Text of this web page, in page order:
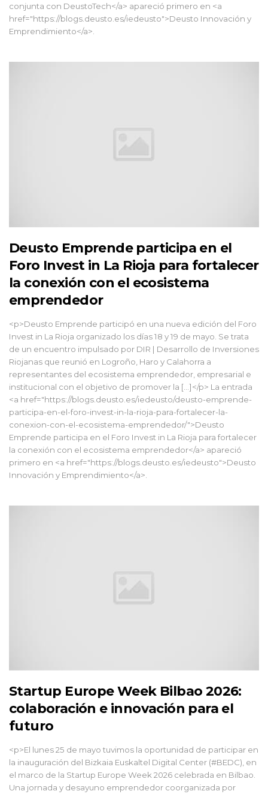
conjunta con DeustoTech</a> apareció primero en <a
href="https://blogs.deusto.es/iedeusto">Deusto Innovación y
Emprendimiento</a>.
Deusto Emprende participa en el
Foro Invest in La Rioja para fortalecer
la conexión con el ecosistema
emprendedor
<p>Deusto Emprende participó en una nueva edición del Foro
Invest in La Rioja organizado los días 18 y 19 de mayo. Se trata
de un encuentro impulsado por DIR | Desarrollo de Inversiones
Riojanas que reunió en Logroño, Haro y Calahorra a
representantes del ecosistema emprendedor, empresarial e
institucional con el objetivo de promover la […]</p> La entrada
<a href="https://blogs.deusto.es/iedeusto/deusto-emprende-
participa-en-el-foro-invest-in-la-rioja-para-fortalecer-la-
conexion-con-el-ecosistema-emprendedor/">Deusto
Emprende participa en el Foro Invest in La Rioja para fortalecer
la conexión con el ecosistema emprendedor</a> apareció
primero en <a href="https://blogs.deusto.es/iedeusto">Deusto
Innovación y Emprendimiento</a>.
Startup Europe Week Bilbao 2026:
colaboración e innovación para el
futuro
<p>El lunes 25 de mayo tuvimos la oportunidad de participar en
la inauguración del Bizkaia Euskaltel Digital Center (#BEDC), en
el marco de la Startup Europe Week 2026 celebrada en Bilbao.
Una jornada y desayuno emprendedor coorganizada por